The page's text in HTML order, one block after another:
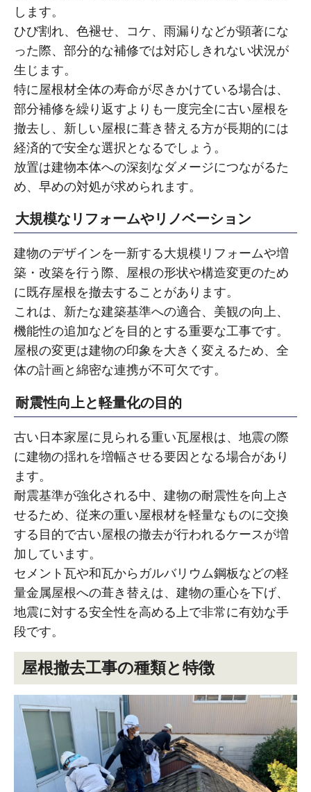
します。
ひび割れ、色褪せ、コケ、雨漏りなどが顕著にな
った際、部分的な補修では対応しきれない状況が
生じます。
特に屋根材全体の寿命が尽きかけている場合は、
部分補修を繰り返すよりも一度完全に古い屋根を
撤去し、新しい屋根に葺き替える方が長期的には
経済的で安全な選択となるでしょう。
放置は建物本体への深刻なダメージにつながるた
め、早めの対処が求められます。
大規模なリフォームやリノベーション
建物のデザインを一新する大規模リフォームや増
築・改築を行う際、屋根の形状や構造変更のため
に既存屋根を撤去することがあります。
これは、新たな建築基準への適合、美観の向上、
機能性の追加などを目的とする重要な工事です。
屋根の変更は建物の印象を大きく変えるため、全
体の計画と綿密な連携が不可欠です。
耐震性向上と軽量化の目的
古い日本家屋に見られる重い瓦屋根は、地震の際
に建物の揺れを増幅させる要因となる場合があり
ます。
耐震基準が強化される中、建物の耐震性を向上さ
せるため、従来の重い屋根材を軽量なものに交換
する目的で古い屋根の撤去が行われるケースが増
加しています。
セメント瓦や和瓦からガルバリウム鋼板などの軽
量金属屋根への葺き替えは、建物の重心を下げ、
地震に対する安全性を高める上で非常に有効な手
段です。
屋根撤去工事の種類と特徴